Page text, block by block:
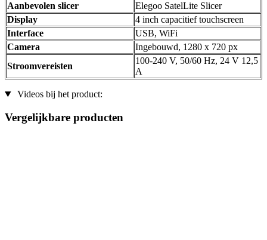
Aanbevolen slicer
Elegoo SatelLite Slicer
Display
4 inch capacitief touchscreen
Interface
USB, WiFi
Camera
Ingebouwd, 1280 x 720 px
Stroomvereisten
100-240 V, 50/60 Hz, 24 V 12,5
A
Videos bij het product:
Vergelijkbare producten